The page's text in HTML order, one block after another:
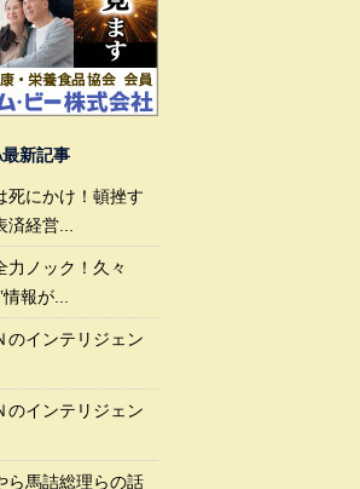
新記事
死にかけ！頓挫す
経営...
力ノック！久々
報が...
のインテリジェン
のインテリジェン
ら馬詰総理らの話